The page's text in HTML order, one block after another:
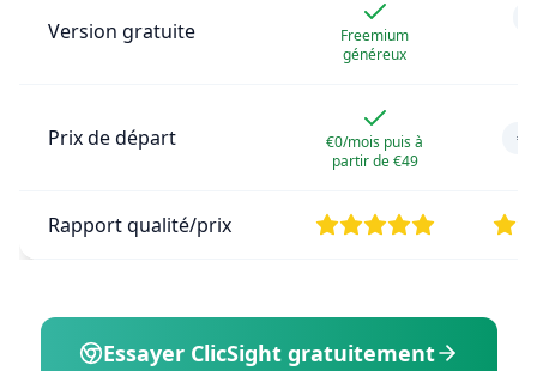
Version gratuite
Freemium
généreux
Prix de départ
€0/mois puis à
partir de €49
Rapport qualité/prix
Essayer ClicSight gratuitement